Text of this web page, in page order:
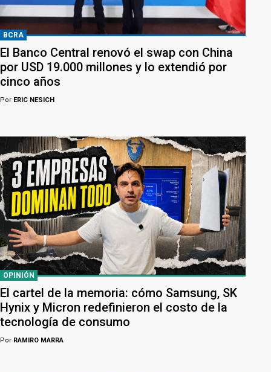
BCRA
El Banco Central renovó el swap con China
por USD 19.000 millones y lo extendió por
cinco años
Por ERIC NESICH
OPINIÓN
El cartel de la memoria: cómo Samsung, SK
Hynix y Micron redefinieron el costo de la
tecnología de consumo
Por RAMIRO MARRA